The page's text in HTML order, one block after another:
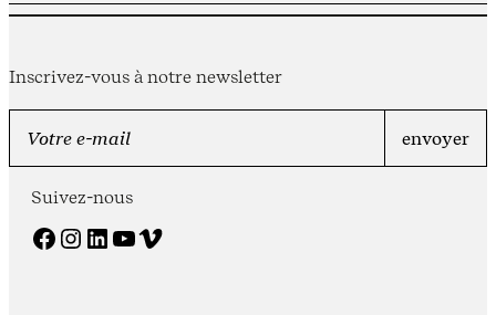
Inscrivez-vous à notre newsletter
Suivez-nous
Facebook Instagram LinkedIn YouTube Vimeo